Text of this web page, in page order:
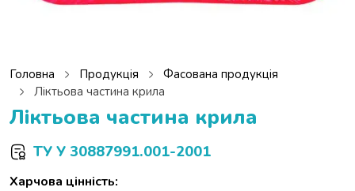
Головна Продукція
Фасована продукція
Ліктьова частина крила
Ліктьова частина крила
ТУ У 30887991.001-2001
Харчова цінність: